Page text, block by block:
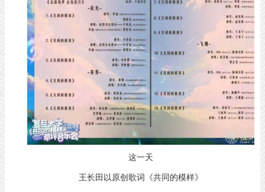
这一天
王长田以原创歌词《共同的模样》